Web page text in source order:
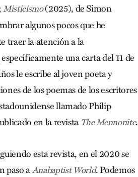
Misticismo(2025), de Simon
algunos pocos que he
traer la atención a la
una carta del 11 de
le escribe al joven poeta y
de los poemas de los escritores
llamado Philip
en la revista The Mennonite.
esta revista, en el 2020 se
paso aAnabaptist World. Podemos